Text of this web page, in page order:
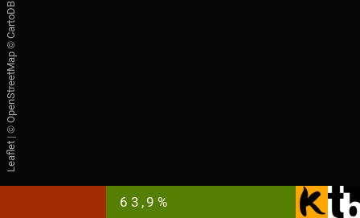
Leaflet
| ©
OpenStreetMap
©
CartoDB
63,9%